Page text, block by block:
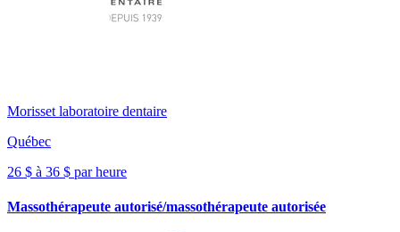
Morisset laboratoire dentaire
Québec
26 $ à 36 $ par heure
Massothérapeute autorisé/massothérapeute autorisée